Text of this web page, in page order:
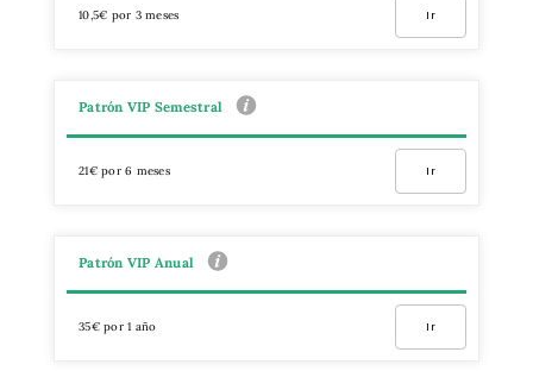
10,5€ por 3 meses Ir
Patrón VIP Semestral
21€ por 6 meses Ir
Patrón VIP Anual
35€ por 1 año Ir